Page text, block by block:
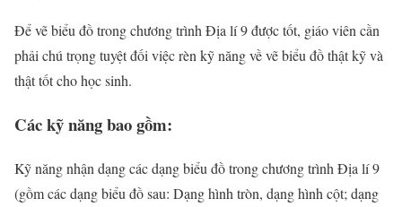
Để vẽ biểu đồ trong chương trình Địa lí 9 được tốt, giáo viên cần
phải chú trọng tuyệt đối việc rèn kỹ năng về vẽ biểu đồ thật kỹ và
thật tốt cho học sinh.
Các kỹ năng bao gồm:
Kỹ năng nhận dạng các dạng biểu đồ trong chương trình Địa lí 9
(gồm các dạng biểu đồ sau: Dạng hình tròn, dạng hình cột; dạng